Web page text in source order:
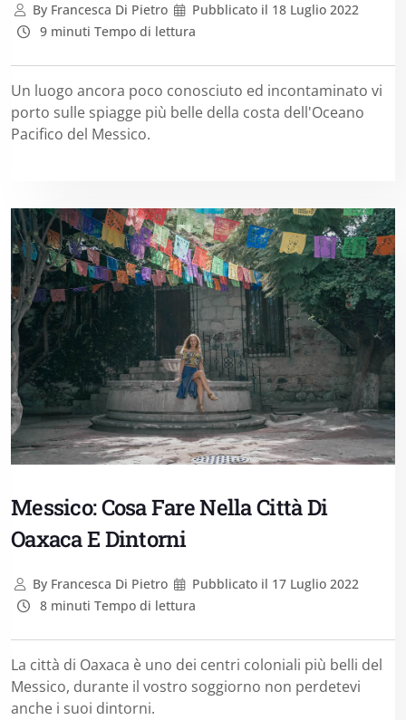
ByFrancesca Di Pietro Pubblicato il 18 Luglio 2022
9 minuti Tempo di lettura
Un luogo ancora poco conosciuto ed incontaminato vi
porto sulle spiagge più belle della costa dell'Oceano
Pacifico del Messico.
Messico: Cosa Fare Nella Città Di
Oaxaca E Dintorni
ByFrancesca Di Pietro Pubblicato il 17 Luglio 2022
8 minuti Tempo di lettura
La città di Oaxaca è uno dei centri coloniali più belli del
Messico, durante il vostro soggiorno non perdetevi
anche i suoi dintorni.